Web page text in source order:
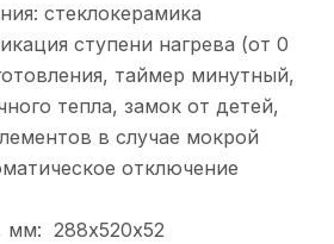
стеклокерамика
ступени нагрева (от 0
таймер минутный,
тепла, замок от детей,
в случае мокрой
отключение
мм: 288х520х52